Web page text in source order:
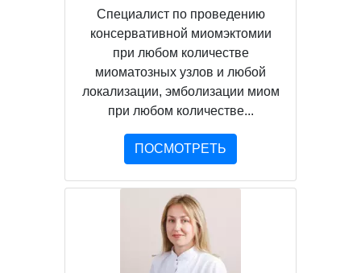
Специалист по проведению
консервативной миомэктомии
при любом количестве
миоматозных узлов и любой
локализации, эмболизации миом
при любом количестве...
ПОСМОТРЕТЬ